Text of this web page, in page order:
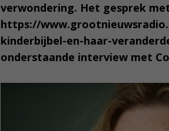
verwondering. Het gesprek
https://
kinderbijbel-en-haar-
onderstaande interview met